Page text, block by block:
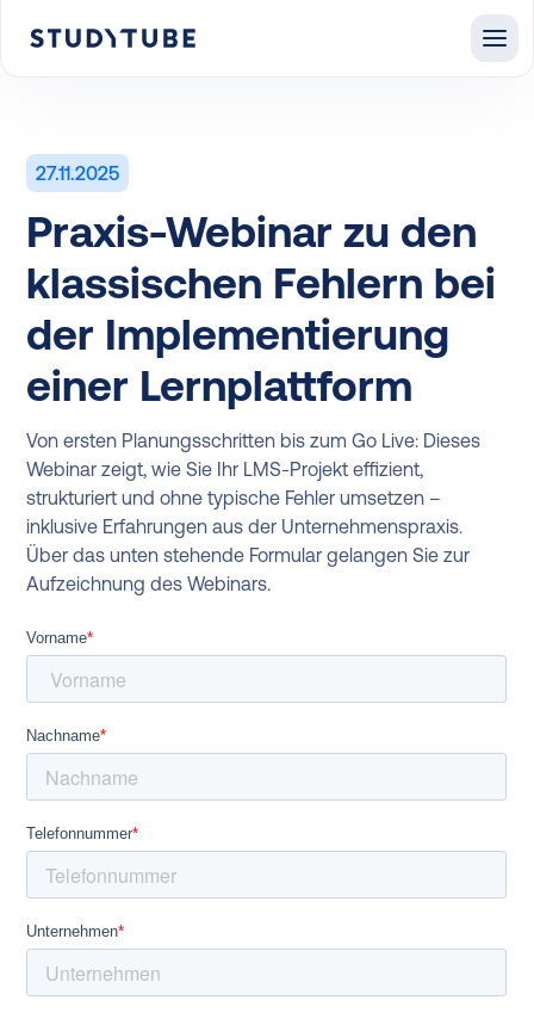
27.11.2025
Praxis-Webinar zu den
klassischen Fehlern bei
der Implementierung
einer Lernplattform
Von ersten Planungsschritten bis zum Go Live: Dieses
Webinar zeigt, wie Sie Ihr LMS-Projekt effizient,
strukturiert und ohne typische Fehler umsetzen –
inklusive Erfahrungen aus der Unternehmenspraxis.
Über das unten stehende Formular gelangen Sie zur
Aufzeichnung des Webinars.